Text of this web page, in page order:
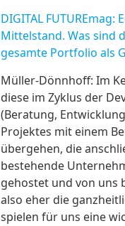
DIGITAL
Mittelstand. Was sind
gesamte Portfolio als
Müller-Dönnhoff: Im
diese im Zyklus der
(Beratung,
Projektes mit einem
übergehen, die
bestehende
gehostet und von uns
also eher die
spielen für uns eine